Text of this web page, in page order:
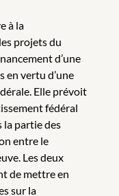
à la
projets du
d’une
en vertu d’une
Elle prévoit
fédéral
la partie des
entre le
Les deux
de mettre en
sur la